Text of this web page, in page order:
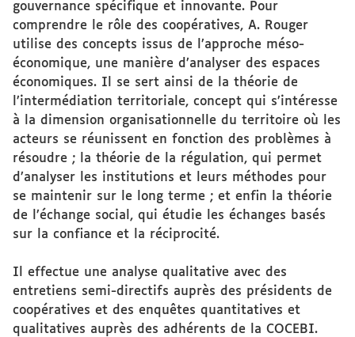
gouvernance spécifique et innovante. Pour
comprendre le rôle des coopératives, A. Rouger
utilise des concepts issus de l’approche méso-
économique, une manière d’analyser des espaces
économiques. Il se sert ainsi de la théorie de
l’intermédiation territoriale, concept qui s’intéresse
à la dimension organisationnelle du territoire où les
acteurs se réunissent en fonction des problèmes à
résoudre ; la théorie de la régulation, qui permet
d’analyser les institutions et leurs méthodes pour
se maintenir sur le long terme ; et enfin la théorie
de l’échange social, qui étudie les échanges basés
sur la confiance et la réciprocité.
Il effectue une analyse qualitative avec des
entretiens semi-directifs auprès des présidents de
coopératives et des enquêtes quantitatives et
qualitatives auprès des adhérents de la COCEBI.